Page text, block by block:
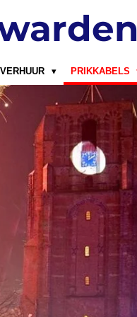
PRIKKABELS